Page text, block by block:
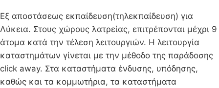
Εξ αποστάσεως εκπαίδευση(τηλεκπαίδευση) για
Λύκεια. Στους χώρους λατρείας, επιτρέπονται μέχρι 9
άτομα κατά την τέλεση λειτουργιών. Η λειτουργία
καταστημάτων γίνεται με την μέθοδο της παράδοσης
click away. Στα καταστήματα ένδυσης, υπόδησης,
καθώς και τα κομμωτήρια, τα καταστήματα